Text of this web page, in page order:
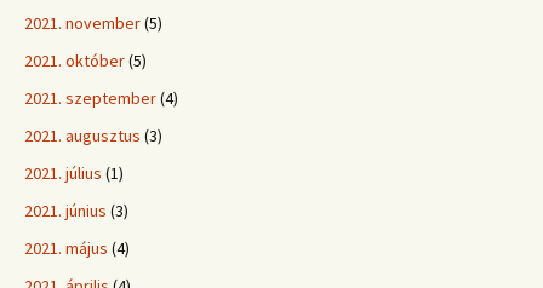
2021. november(5)
2021. október(5)
2021. szeptember(4)
2021. augusztus (3)
2021. július (1)
2021. június (3)
2021. május (4)